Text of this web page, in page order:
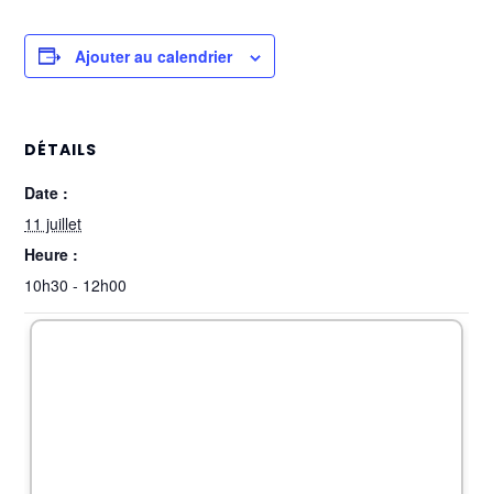
Ajouter au calendrier
DÉTAILS
Date :
11 juillet
Heure :
10h30 - 12h00